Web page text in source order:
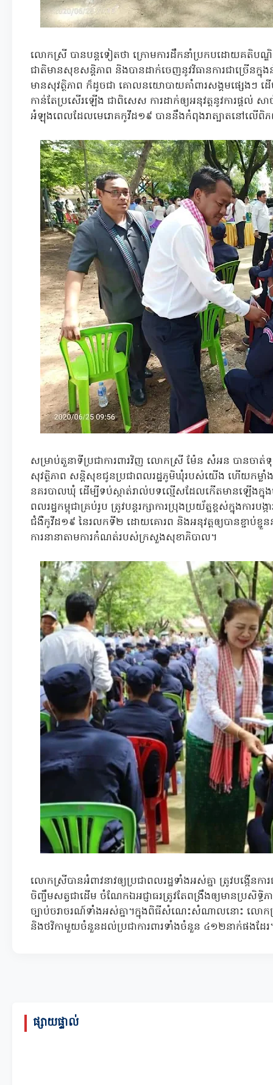
លោកស្រី បានបន្តទៀតថា ក្រោមការដឹកនាំប្រកបដោយគតិប
ជាតិមានសុខសន្តិភាព និងបានដាក់ចេញនូវវិធានការជាច្រើនក្
មានសុវត្ថិភាព ក៏ដូចជា គោលនយោបាយគាំពារសង្គមផ្សេងៗ ដើ
កាន់តែប្រសើរឡើង ជាពិសេស ការដាក់ឲ្យអនុវត្តនូវការផ្តល់
អំឡុងពេលដែលមេរោគកូវីដ១៩ បាននឹងកំពុងរាត្បាតនៅលើ
សម្រាប់តួនាទីប្រជាការពារវិញ លោកស្រី ម៉ែន សំអន បានចាត់ទុ
សុវត្ថិភាព សន្តិសុខជូនប្រជាពលរដ្ឋភូមិឃុំរបស់យើង ហើយកម្លាំង
នគរបាលឃុំ ដើម្បីទប់ស្កាត់រាល់បទល្មើសដែលកើតមានឡើងក្នុ
ពលរដ្ឋកម្ពុជាគ្រប់រូប ត្រូវបន្តរក្សាការប្រុងប្រយ័ត្នខ្ពស់ក្នុងការបង្
ជំងឺកូវីដ១៩ នៃរលកទី២ ដោយគោរព និងអនុវត្តឲ្យបានខ្ជាប់ខ្ជួន
ការនានាតាមការកំណត់របស់ក្រសួងសុខាភិបាល។
លោកស្រីបានអំពាវនាវឲ្យប្រជាពលរដ្ឋទាំងអស់គ្នា ត្រូវបង្កើនក
ចិញ្ចឹមសត្វជាដើម ចំណែកឯអជ្ញាធរត្រូវតែពង្រឹងឲ្យមានប្រសិទ្
ច្បាប់ចរាចរណ៍ទាំងអស់គ្នា។ក្នុងពិធីសំណេះសំណាលនោះ លោក
និងថវិកាមួយចំនួនដល់ប្រជាការពារទាំងចំនួន ៤១២នាក់ផងដែ
ផ្សាយផ្ទាល់